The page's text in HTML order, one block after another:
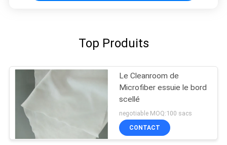
Top Produits
Le Cleanroom de
Microfiber essuie le bord
scellé
negotiable MOQ:100 sacs
CONTACT